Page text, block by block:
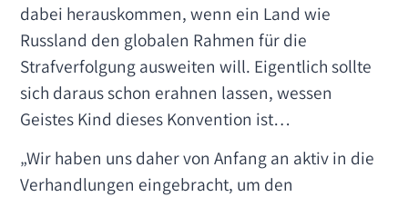
dabei herauskommen, wenn ein Land wie
Russland den globalen Rahmen für die
Strafverfolgung ausweiten will. Eigentlich sollte
sich daraus schon erahnen lassen, wessen
Geistes Kind dieses Konvention ist…
„Wir haben uns daher von Anfang an aktiv in die
Verhandlungen eingebracht, um den